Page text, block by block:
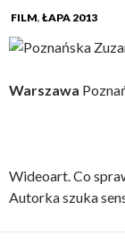
FILM, ŁAPA 2013
Warszawa
Wideoart. Co
Autorka szuka